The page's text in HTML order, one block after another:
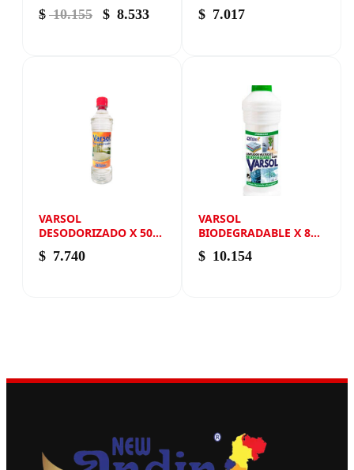
$ 10.155 El precio original era: $ 10.155.
$ 8.533El precio actual es: $ 8.533.
$ 7.017
VARSOL
DESODORIZADO X 500
ML NEW ANDIN
$ 7.740
VARSOL
BIODEGRADABLE X 800
ML NEW ANDIN
$ 10.154